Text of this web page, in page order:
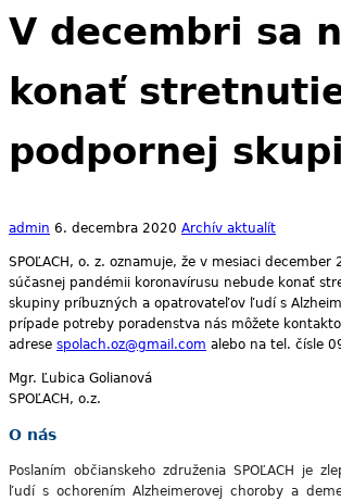
V decembri sa
konať
podpornej
admin 6. decembra 2020 Archív aktualít
SPOĽACH, o. z. oznamuje, že v mesiaci december
súčasnej pandémii koronavírusu nebude konať
skupiny príbuzných a opatrovateľov ľudí s
prípade potreby poradenstva nás môžete
adrese spolach.oz@gmail.com alebo na tel. čísle
Mgr. Ľubica Golianová
SPOĽACH, o.z.
O nás
Poslaním občianskeho združenia SPOĽACH je
ľudí s ochorením Alzheimerovej choroby a